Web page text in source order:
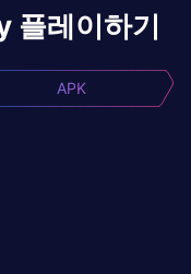
플레이하기
APK